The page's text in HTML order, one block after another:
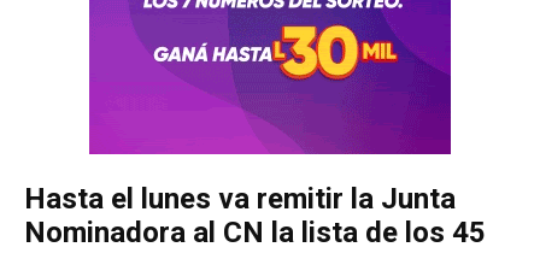
Partidos Políticos
Partido Liberal
Unificación Democrática
Anticorrupción
Partidos Políticos
Partido Liberal
Unificación Democrática
Anticorrupción
Hasta el lunes va remitir la Junta
Nominadora al CN la lista de los 45